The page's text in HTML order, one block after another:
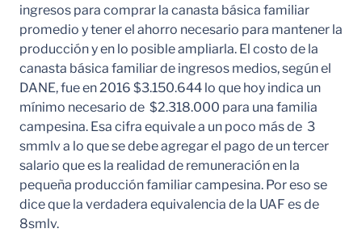
ingresos para comprar la canasta básica familiar
promedio y tener el ahorro necesario para mantener la
producción y en lo posible ampliarla. El costo de la
canasta básica familiar de ingresos medios, según el
DANE, fue en 2016 $3.150.644 lo que hoy indica un
mínimo necesario de $2.318.000 para una familia
campesina. Esa cifra equivale a un poco más de 3
smmlv a lo que se debe agregar el pago de un tercer
salario que es la realidad de remuneración en la
pequeña producción familiar campesina. Por eso se
dice que la verdadera equivalencia de la UAF es de
8smlv.